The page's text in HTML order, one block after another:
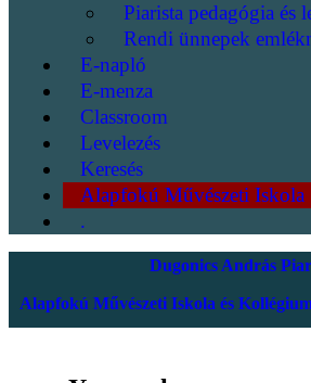
Piarista pedagógia és
Rendi ünnepek
E-napló
E-menza
Classroom
Levelezés
Keresés
Alapfokú Művészeti Iskola
.
Dugonics András
Alapfokú Művészeti Iskola és